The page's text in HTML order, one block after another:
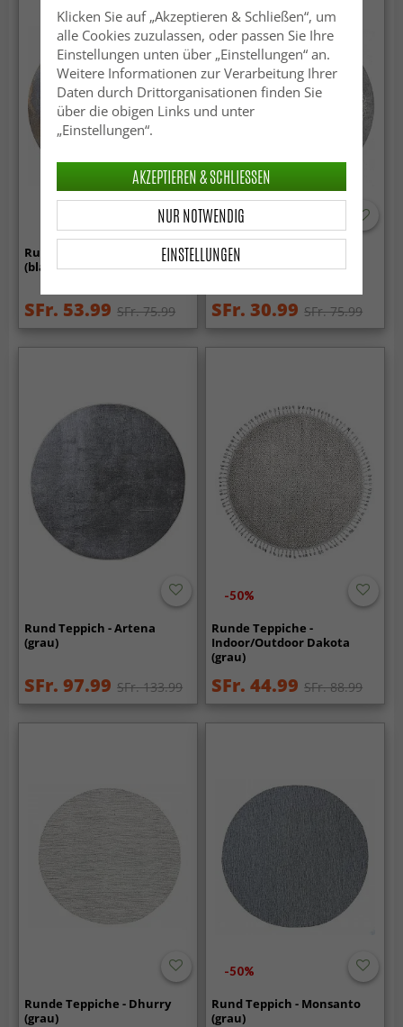
Rund Teppich - Lesley
(blau/grau/türkis)
SFr. 53.99 SFr. 75.99
-60%
Rund Teppich - Santi
(grau/weiß)
SFr. 30.99 SFr. 75.99
Rund Teppich - Artena
(grau)
SFr. 97.99 SFr. 133.99
-50%
Runde Teppiche -
Indoor/Outdoor Dakota
(grau)
SFr. 44.99 SFr. 88.99
Runde Teppiche - Dhurry
(grau)
-50%
Rund Teppich - Monsanto
(grau)
Klicken Sie auf „Akzeptieren & Schließen“, um
alle Cookies zuzulassen, oder passen Sie Ihre
Einstellungen unten über „Einstellungen“ an.
Weitere Informationen zur Verarbeitung Ihrer
Daten durch Drittorganisationen finden Sie
über die obigen Links und unter
„Einstellungen“.
EINSTELLUNGEN
NUR NOTWENDIG
AKZEPTIEREN & SCHLIESSEN